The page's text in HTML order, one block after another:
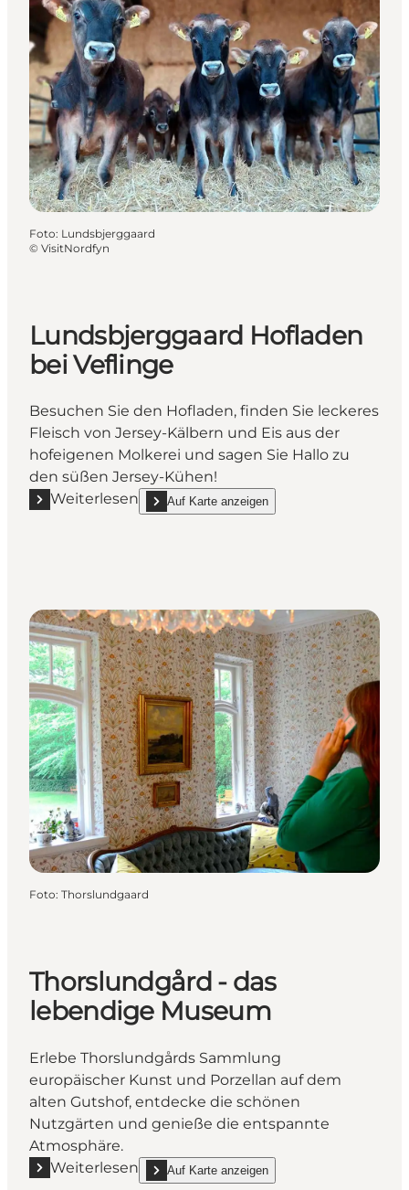
Foto: Lundsbjerggaard
© VisitNordfyn
Lundsbjerggaard Hofladen
bei Veflinge
Besuchen Sie den Hofladen, finden Sie leckeres
Fleisch von Jersey-Kälbern und Eis aus der
hofeigenen Molkerei und sagen Sie Hallo zu
den süßen Jersey-Kühen!
Weiterlesen
Mehr erfahren "Lundsbjerggaard Hofladen bei
Auf Karte anzeigen
show Lundsbjerggaard Hofladen bei Veflinge
Foto: Thorslundgaard
Thorslundgård - das
lebendige Museum
Erlebe Thorslundgårds Sammlung
europäischer Kunst und Porzellan auf dem
alten Gutshof, entdecke die schönen
Nutzgärten und genieße die entspannte
Atmosphäre.
Weiterlesen
Mehr erfahren "Thorslundgård - das lebendige
Auf Karte anzeigen
show Thorslundgård - das lebendige Museum